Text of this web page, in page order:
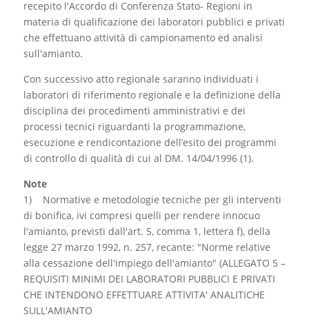
recepito l'Accordo di Conferenza Stato- Regioni in
materia di qualificazione dei laboratori pubblici e privati
che effettuano attività di campionamento ed analisi
sull'amianto.
Con successivo atto regionale saranno individuati i
laboratori di riferimento regionale e la definizione della
disciplina dei procedimenti amministrativi e dei
processi tecnici riguardanti la programmazione,
esecuzione e rendicontazione dell’esito dei programmi
di controllo di qualità di cui al DM. 14/04/1996 (1).
Note
1) Normative e metodologie tecniche per gli interventi
di bonifica, ivi compresi quelli per rendere innocuo
l'amianto, previsti dall'art. 5, comma 1, lettera f), della
legge 27 marzo 1992, n. 257, recante: "Norme relative
alla cessazione dell'impiego dell'amianto" (ALLEGATO 5 –
REQUISITI MINIMI DEI LABORATORI PUBBLICI E PRIVATI
CHE INTENDONO EFFETTUARE ATTIVITA' ANALITICHE
SULL'AMIANTO